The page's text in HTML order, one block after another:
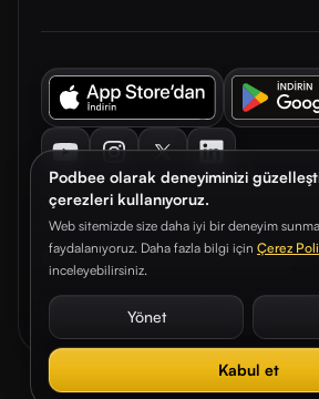
Podbee olarak deneyiminizi
çerezleri kullanıyoruz.
Web sitemizde size daha iyi bir deneyim
faydalanıyoruz. Daha fazla bilgi için Çerez
inceleyebilirsiniz.
Yönet
Kabul et
© 2026. Podbee Media. Tüm hakları saklıdır.
Çerez TercihleriAydınlatma Metni Gizlilik